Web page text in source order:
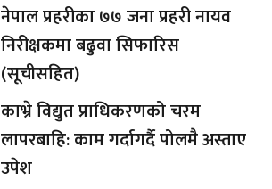
नेपाल प्रहरीका ७७ जना प्रहरी नायव
निरीक्षकमा बढुवा सिफारिस
(सूचीसहित)
काभ्रे विद्युत प्राधिकरणको चरम
लापरबाहि: काम गर्दागर्दै पोलमै अस्ताए
उपेश